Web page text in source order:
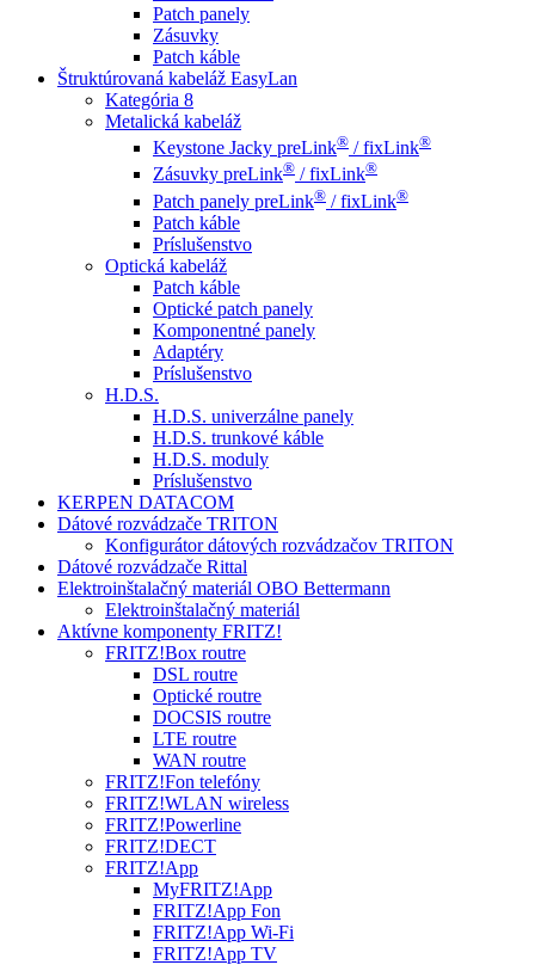
Patch panely
Zásuvky
Patch káble
Štruktúrovaná kabeláž EasyLan
Kategória 8
Metalická kabeláž
Keystone Jacky preLink® / fixLink®
Zásuvky preLink® / fixLink®
Patch panely preLink® / fixLink®
Patch káble
Príslušenstvo
Optická kabeláž
Patch káble
Optické patch panely
Komponentné panely
Adaptéry
Príslušenstvo
H.D.S.
H.D.S. univerzálne panely
H.D.S. trunkové káble
H.D.S. moduly
Príslušenstvo
KERPEN DATACOM
Dátové rozvádzače TRITON
Konfigurátor dátových rozvádzačov TRITON
Dátové rozvádzače Rittal
Elektroinštalačný materiál OBO Bettermann
Elektroinštalačný materiál
Aktívne komponenty FRITZ!
FRITZ!Box routre
DSL routre
Optické routre
DOCSIS routre
LTE routre
WAN routre
FRITZ!Fon telefóny
FRITZ!WLAN wireless
FRITZ!Powerline
FRITZ!DECT
FRITZ!App
MyFRITZ!App
FRITZ!App Fon
FRITZ!App Wi-Fi
FRITZ!App TV